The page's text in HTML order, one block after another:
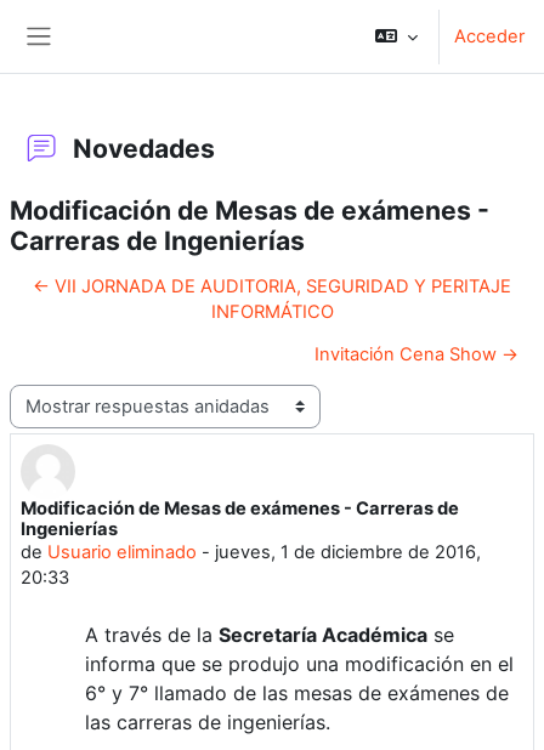
Acceder
Novedades
Modificación de Mesas de exámenes -
Carreras de Ingenierías
← VII JORNADA DE AUDITORIA, SEGURIDAD Y PERITAJE
INFORMÁTICO
Invitación Cena Show →
Mostrar modo
Modificación de Mesas de exámenes - Carreras de
Ingenierías
de Usuario eliminado - jueves, 1 de diciembre de 2016,
20:33
Número de respuestas: 0
A través de la Secretaría Académica se
informa que se produjo una modificación en el
6° y 7° llamado de las mesas de exámenes de
las carreras de ingenierías.